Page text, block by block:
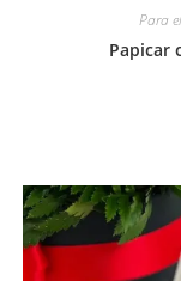
Para
Papicar